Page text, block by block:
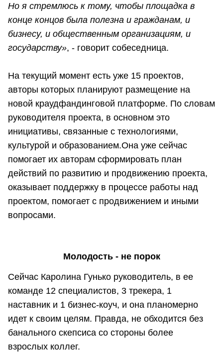
Но я стремлюсь к тому, чтобы площадка в
конце концов была полезна и гражданам, и
бизнесу, и общественным организациям, и
государству», - говорит собеседница.
На текущий момент есть уже 15 проектов,
авторы которых планируют размещение на
новой краудфандинговой платформе. По словам
руководителя проекта, в основном это
инициативы, связанные с технологиями,
культурой и образованием.Она уже сейчас
помогает их авторам сформировать план
действий по развитию и продвижению проекта,
оказывает поддержку в процессе работы над
проектом, помогает с продвижением и иными
вопросами.
Молодость - не порок
Сейчас Каролина Гунько руководитель, в ее
команде 12 специалистов, 3 трекера, 1
наставник и 1 бизнес-коуч, и она планомерно
идет к своим целям. Правда, не обходится без
банального скепсиса со стороны более
взрослых коллег.